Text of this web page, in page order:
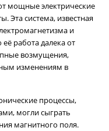
мощные электрические
Эта система, известная
и
работа далека от
возмущения,
изменениям в
процессы,
могли сыграть
магнитного поля.